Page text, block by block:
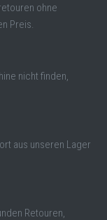
ohne
Preis.
nicht finden,
aus unseren Lager
Retouren,